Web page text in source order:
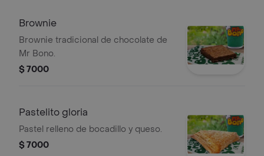
Brownie
Brownie tradicional de chocolate de
Mr Bono.
$ 7000
Pastelito gloria
Pastel relleno de bocadillo y queso.
$ 7000